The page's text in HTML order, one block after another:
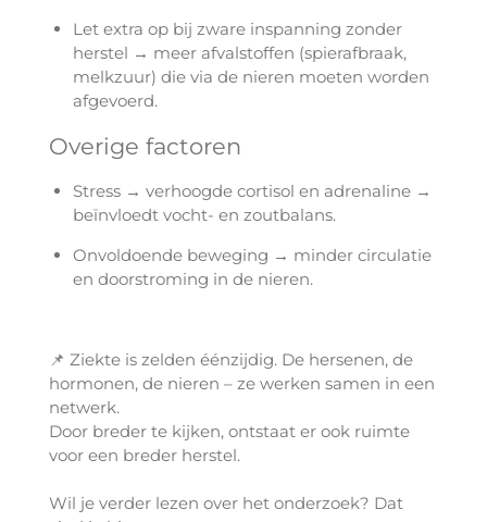
Let extra op bij zware inspanning zonder
herstel → meer afvalstoffen (spierafbraak,
melkzuur) die via de nieren moeten worden
afgevoerd.
Overige factoren
Stress → verhoogde cortisol en adrenaline →
beïnvloedt vocht- en zoutbalans.
Onvoldoende beweging → minder circulatie
en doorstroming in de nieren.
📌 Ziekte is zelden éénzijdig. De hersenen, de
hormonen, de nieren – ze werken samen in een
netwerk.
Door breder te kijken, ontstaat er ook ruimte
voor een breder herstel.
Wil je verder lezen over het onderzoek? Dat